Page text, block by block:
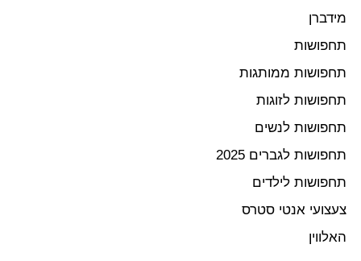
מידברן
תחפושות
תחפושות ממותגות
תחפושות לזוגות
תחפושות לנשים
תחפושות לגברים 2025
תחפושות לילדים
צעצועי אנטי סטרס
האלווין